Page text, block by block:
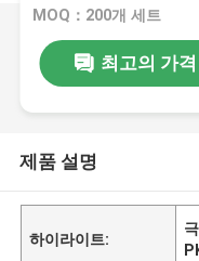
MOQ：200개 세트
최고의 가격
제품 설명
하이라이트: